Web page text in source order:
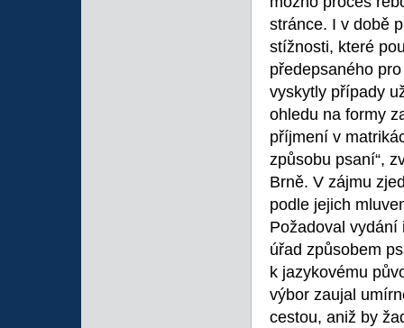
stránce. I v době
stížnosti, které
předepsaného
vyskytly případy
ohledu na formy
příjmení v
způsobu psaní“,
Brně. V zájmu
podle jejich
Požadoval vydání
úřad způsobem
k jazykovému
výbor zaujal
cestou, aniž by